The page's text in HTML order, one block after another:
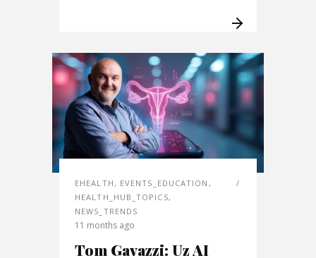
EHEALTH, EVENTS_EDUCATION ,
HEALTH_HUB_TOPICS,
NEWS_TRENDS
11 months ago
Tom Gavazzi: Uz AI